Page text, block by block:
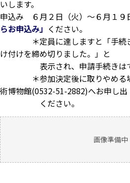
いします。
申込み ６月２日（火）～６月１９
らお申込み」 ください。
＊定員に達しますと「手続き
け付けを締め切りました。」と
表示され、申請手続きはで
＊参加決定後に取りやめる場
術博物館(0532-51-2882)へお申し出
ください。
画像準備中